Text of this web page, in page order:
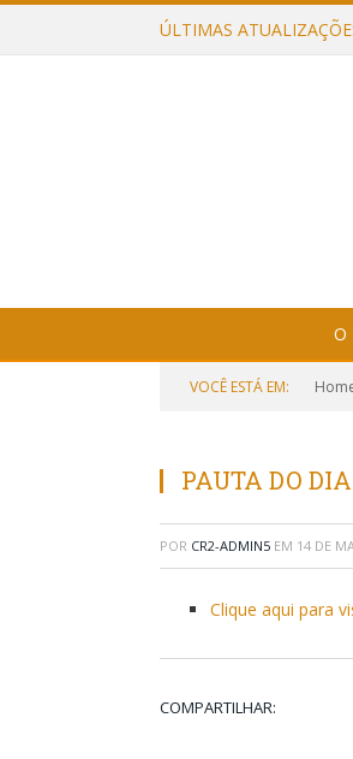
ÚLTIMAS
O
VOCÊ ESTÁ EM:
PAUTA DO
POR CR2-ADMIN5 EM 14 DE
Clique aqui para
COMPARTILHAR: